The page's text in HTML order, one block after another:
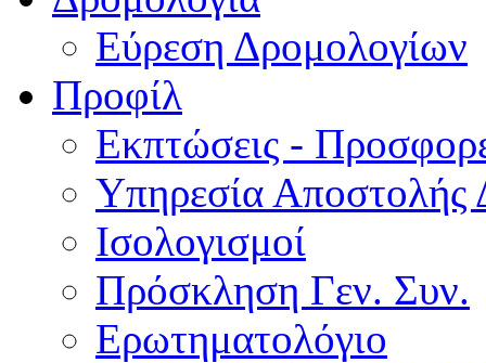
Εύρεση Δρομολογίων
Προφίλ
Εκπτώσεις -
Υπηρεσία Αποστολής
Ισολογισμοί
Πρόσκληση Γεν. Συν.
Ερωτηματολόγιο